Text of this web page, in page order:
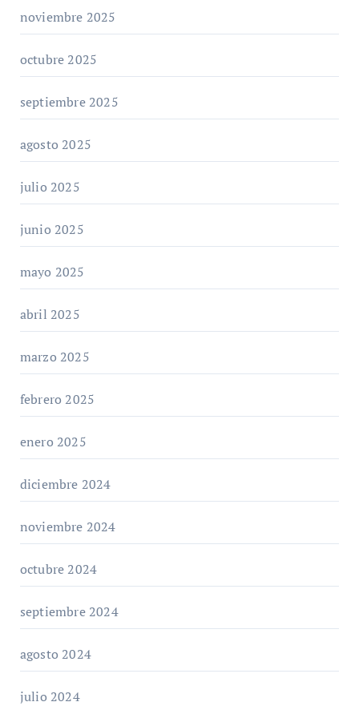
noviembre 2025
octubre 2025
septiembre 2025
agosto 2025
julio 2025
junio 2025
mayo 2025
abril 2025
marzo 2025
febrero 2025
enero 2025
diciembre 2024
noviembre 2024
octubre 2024
septiembre 2024
agosto 2024
julio 2024